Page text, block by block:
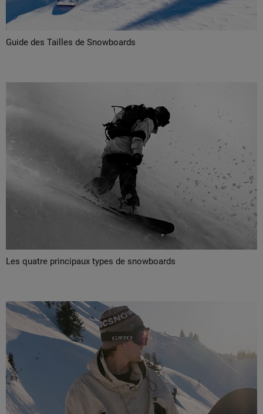
Guide des Tailles de Snowboards
Les quatre principaux types de snowboards